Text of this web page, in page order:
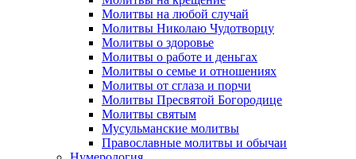
Молитвы на любой случай
Молитвы Николаю Чудотворцу
Молитвы о здоровье
Молитвы о работе и деньгах
Молитвы о семье и отношениях
Молитвы от сглаза и порчи
Молитвы Пресвятой Богородице
Молитвы святым
Мусульманские молитвы
Православные молитвы и обычаи